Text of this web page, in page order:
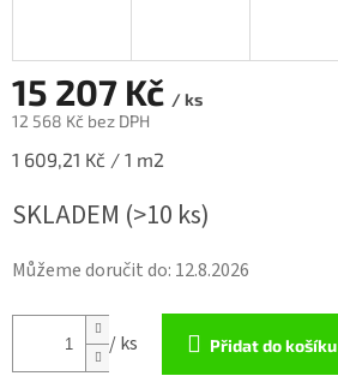
15 207 Kč / ks
12 568 Kč bez DPH
Měrná
1 609,21 Kč / 1 m2
SKLADEM (>10 ks)
Můžeme doručit do: 12.8.2026
/ ks Přidat do košíku